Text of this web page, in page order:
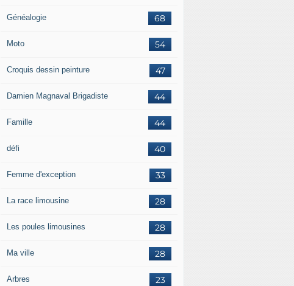
68
Généalogie
54
Moto
47
Croquis dessin peinture
44
Damien Magnaval Brigadiste
44
Famille
40
défi
33
Femme d'exception
28
La race limousine
28
Les poules limousines
28
Ma ville
23
Arbres